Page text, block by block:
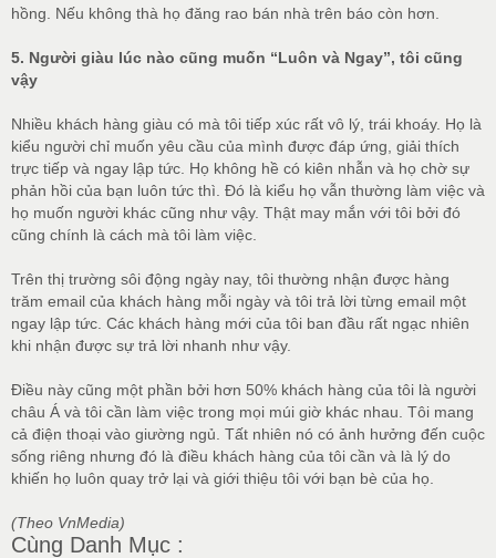
hồng. Nếu không thà họ đăng rao bán nhà trên báo còn hơn.
5. Người giàu lúc nào cũng muốn “Luôn và Ngay”, tôi cũng
vậy
Nhiều khách hàng giàu có mà tôi tiếp xúc rất vô lý, trái khoáy. Họ là
kiểu người chỉ muốn yêu cầu của mình được đáp ứng, giải thích
trực tiếp và ngay lập tức. Họ không hề có kiên nhẫn và họ chờ sự
phản hồi của bạn luôn tức thì. Đó là kiểu họ vẫn thường làm việc và
họ muốn người khác cũng như vậy. Thật may mắn với tôi bởi đó
cũng chính là cách mà tôi làm việc.
Trên thị trường sôi động ngày nay, tôi thường nhận được hàng
trăm email của khách hàng mỗi ngày và tôi trả lời từng email một
ngay lập tức. Các khách hàng mới của tôi ban đầu rất ngạc nhiên
khi nhận được sự trả lời nhanh như vậy.
Điều này cũng một phần bởi hơn 50% khách hàng của tôi là người
châu Á và tôi cần làm việc trong mọi múi giờ khác nhau. Tôi mang
cả điện thoại vào giường ngủ. Tất nhiên nó có ảnh hưởng đến cuộc
sống riêng nhưng đó là điều khách hàng của tôi cần và là lý do
khiến họ luôn quay trở lại và giới thiệu tôi với bạn bè của họ.
(Theo VnMedia)
Cùng Danh Mục :